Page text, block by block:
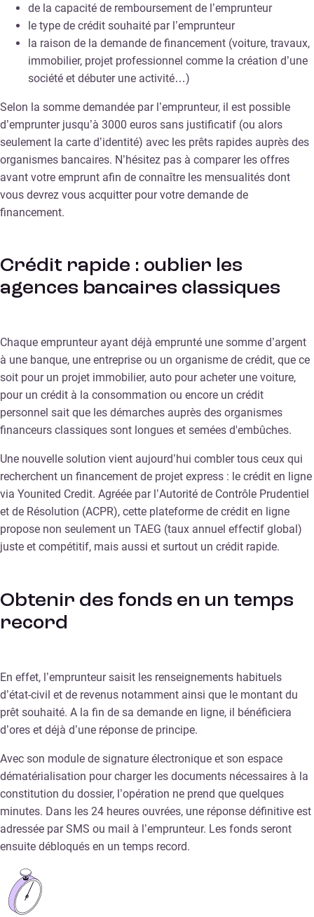
de la capacité de remboursement de l’emprunteur
le type de crédit souhaité par l’emprunteur
la raison de la demande de financement (voiture, travaux,
immobilier, projet professionnel comme la création d’une
société et débuter une activité…)
Selon la somme demandée par l’emprunteur, il est possible
d’emprunter jusqu’à 3000 euros sans justificatif (ou alors
seulement la carte d’identité) avec les prêts rapides auprès des
organismes bancaires. N’hésitez pas à comparer les offres
avant votre emprunt afin de connaître les mensualités dont
vous devrez vous acquitter pour votre demande de
financement.
Crédit rapide : oublier les
agences bancaires classiques
Chaque emprunteur ayant déjà emprunté une somme d’argent
à une banque, une entreprise ou un organisme de crédit, que ce
soit pour un projet immobilier, auto pour acheter une voiture,
pour un crédit à la consommation ou encore un crédit
personnel sait que les démarches auprès des organismes
financeurs classiques sont longues et semées d'embûches.
Une nouvelle solution vient aujourd’hui combler tous ceux qui
recherchent un financement de projet express : le crédit en ligne
via Younited Credit. Agréée par l’Autorité de Contrôle Prudentiel
et de Résolution (ACPR), cette plateforme de crédit en ligne
propose non seulement un TAEG (taux annuel effectif global)
juste et compétitif, mais aussi et surtout un crédit rapide.
Obtenir des fonds en un temps
record
En effet, l’emprunteur saisit les renseignements habituels
d’état-civil et de revenus notamment ainsi que le montant du
prêt souhaité. A la fin de sa demande en ligne, il bénéficiera
d’ores et déjà d’une réponse de principe.
Avec son module de signature électronique et son espace
dématérialisation pour charger les documents nécessaires à la
constitution du dossier, l’opération ne prend que quelques
minutes. Dans les 24 heures ouvrées, une réponse définitive est
adressée par SMS ou mail à l’emprunteur. Les fonds seront
ensuite débloqués en un temps record.